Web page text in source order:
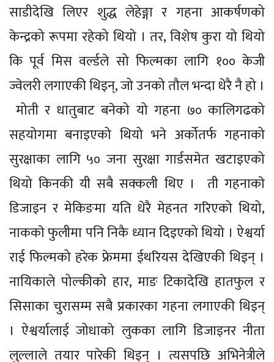
साडीदेखि लिएर शुद्ध लेहेङ्गा र गहना आकर्षणको
केन्द्रको रूपमा रहेको थियो । तर, विशेष कुरा यो थियो
कि पूर्व मिस वर्ल्डले सो फिल्मका लागि १०० केजी
ज्वेलरी लगाएकी थिइन्, जो उनको तौल भन्दा धेरै नै हो ।
मोती र धातुबाट बनेको यो गहना ७० कालिगढको
सहयोगमा बनाइएको थियो भने अर्कोतर्फ गहनाको
सुरक्षाका लागि ५० जना सुरक्षा गार्डसमेत खटाइएको
थियो किनकी यी सबै सक्कली थिए । ती गहनाकाे
डिजाइन र मेकिङमा यति धेरै मेहनत गरिएको थियो,
नाककाे फुलीमा पनि निकै ध्यान दिइएको थियो । ऐश्वर्या
राई फिल्मको हरेक फ्रेममा ईथरियस देखिएकी थिइन् ।
नायिकाले पोल्कीको हार, माङ टिकादेखि हातफुल र
सिसाका चुरासम्म सबै प्रकारका गहना लगाएकी थिइन्
। ऐश्वर्यालाई जोधाको लुकका लागि डिजाइनर नीता
लुल्लाले तयार पारेकी थिइन् । त्यसपछि अभिनेत्रीले